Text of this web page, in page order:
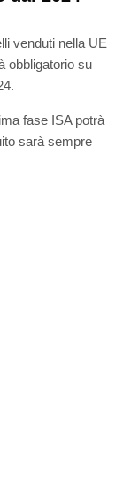
venduti nella UE
obbligatorio su
fase ISA potrà
sarà sempre